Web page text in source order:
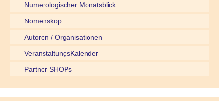
Numerologischer Monatsblick
Nomenskop
Autoren / Organisationen
VeranstaltungsKalender
Partner SHOPs